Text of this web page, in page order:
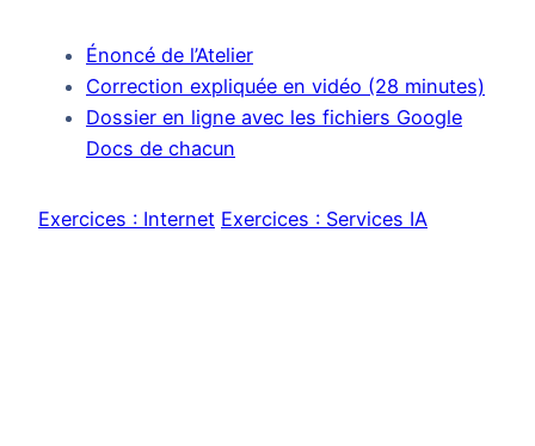
Énoncé de l’Atelier
Correction expliquée en vidéo (28 minutes)
Dossier en ligne avec les fichiers Google
Docs de chacun
Exercices : Internet Exercices : Services IA